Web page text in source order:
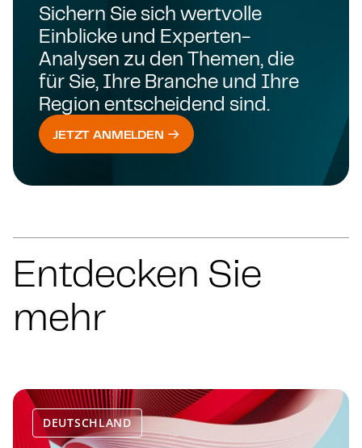
Sichern Sie sich wertvolle
Einblicke und Experten-
Analysen zu den Themen, die
für Sie, Ihre Branche und Ihre
Region entscheidend sind.
JETZT ANMELDEN
Entdecken Sie
mehr
DEUTSCHLAND